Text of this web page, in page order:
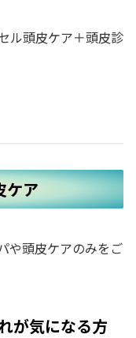
ル頭皮ケア＋頭皮診
ケア
や頭皮ケアのみをご
が気になる方